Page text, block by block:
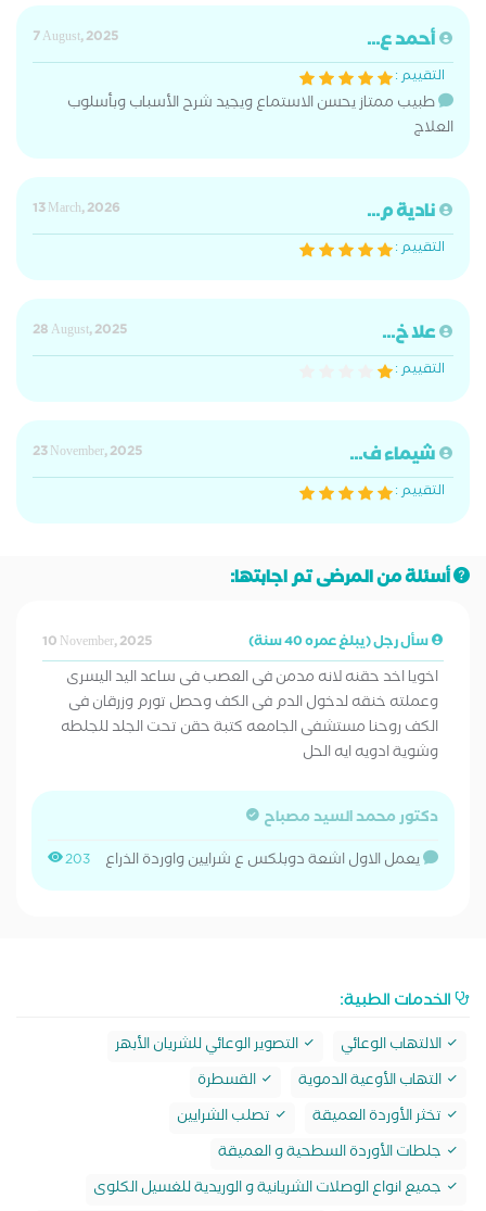
أحمد ع...
7 August, 2025
التقييم :
طبيب ممتاز يحسن الاستماع ويجيد شرح الأسباب وبأسلوب
العلاج
نادية م...
13 March, 2026
التقييم :
علا خ...
28 August, 2025
التقييم :
شيماء ف...
23 November, 2025
التقييم :
أسئلة من المرضى تم اجابتها:
سأل رجل (يبلغ عمره 40 سنة) 10 November, 2025
اخويا اخد حقنه لانه مدمن فى العصب فى ساعد اليد اليسرى
وعملته خنقه لدخول الدم فى الكف وحصل تورم وزرقان فى
الكف روحنا مستشفى الجامعه كتبة حقن تحت الجلد للجلطه
وشوية ادويه ايه الحل
دكتور محمد السيد مصباح
203 يعمل الاول اشعة دوبلكس ع شرايين واوردة الذراع
الخدمات الطبية:
الالتهاب الوعائي
التصوير الوعائي للشريان الأبهر
التهاب الأوعية الدموية
القسطرة
تخثر الأوردة العميقة
تصلب الشرايين
جلطات الأوردة السطحية و العميقة
جميع انواع الوصلات الشريانية و الوريدية للغسيل الكلوى